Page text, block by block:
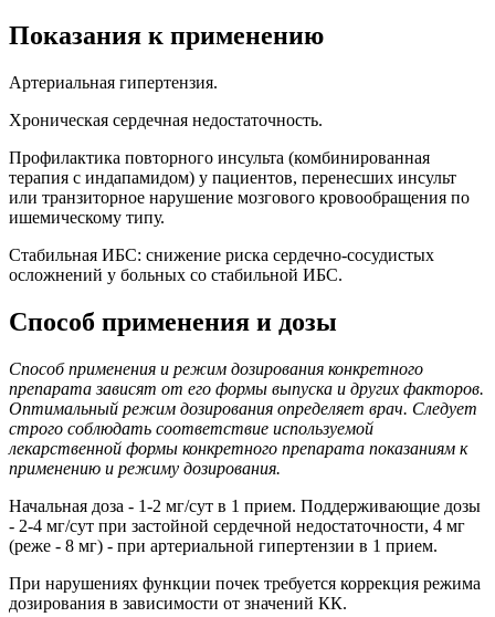
Показания к применению
Артериальная гипертензия.
Хроническая сердечная недостаточность.
Профилактика повторного инсульта (комбинированная
терапия с индапамидом) у пациентов, перенесших инсульт
или транзиторное нарушение мозгового кровообращения по
ишемическому типу.
Стабильная ИБС: снижение риска сердечно-сосудистых
осложнений у больных со стабильной ИБС.
Способ применения и дозы
Способ применения и режим дозирования конкретного
препарата зависят от его формы выпуска и других факторов.
Оптимальный режим дозирования определяет врач. Следует
строго соблюдать соответствие используемой
лекарственной формы конкретного препарата показаниям к
применению и режиму дозирования.
Начальная доза - 1-2 мг/сут в 1 прием. Поддерживающие дозы
- 2-4 мг/сут при застойной сердечной недостаточности, 4 мг
(реже - 8 мг) - при артериальной гипертензии в 1 прием.
При нарушениях функции почек требуется коррекция режима
дозирования в зависимости от значений КК.